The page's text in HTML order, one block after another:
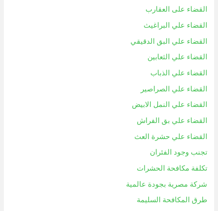
القضاء على العقارب
القضاء علي البراغيث
القضاء علي البق الدقيقي
القضاء علي الثعابين
القضاء علي الذباب
القضاء علي الصراصير
القضاء علي النمل الابيض
القضاء علي بق الفراش
القضاء علي حشرة العث
تجنب وجود الفئران
تكلفة مكافحة الحشرات
شركة مصرية بجودة عالمية
طرق المكافحة السليمة